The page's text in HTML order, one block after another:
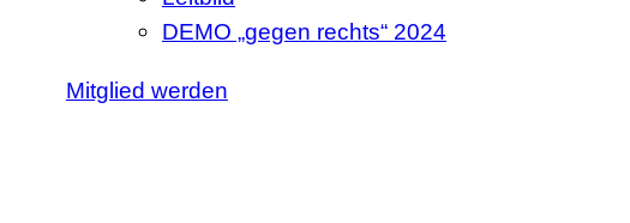
DEMO „gegen rechts“ 2024
Mitglied werden